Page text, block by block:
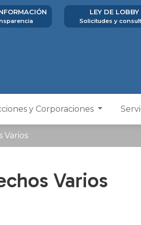
LEY DE LOBBY
Solicitudes y
y Corporaciones
Varios
Varios